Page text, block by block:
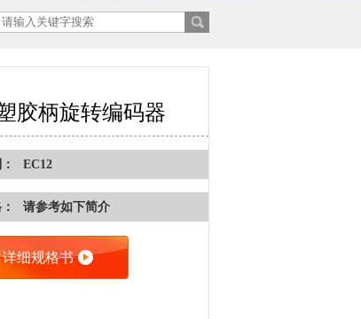
胶柄旋转编码器
EC12
请参考如下简介
详细规格书